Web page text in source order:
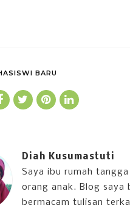
BARU
Diah Kusumastuti
Saya ibu rumah
orang anak. Blog saya
bermacam tulisan